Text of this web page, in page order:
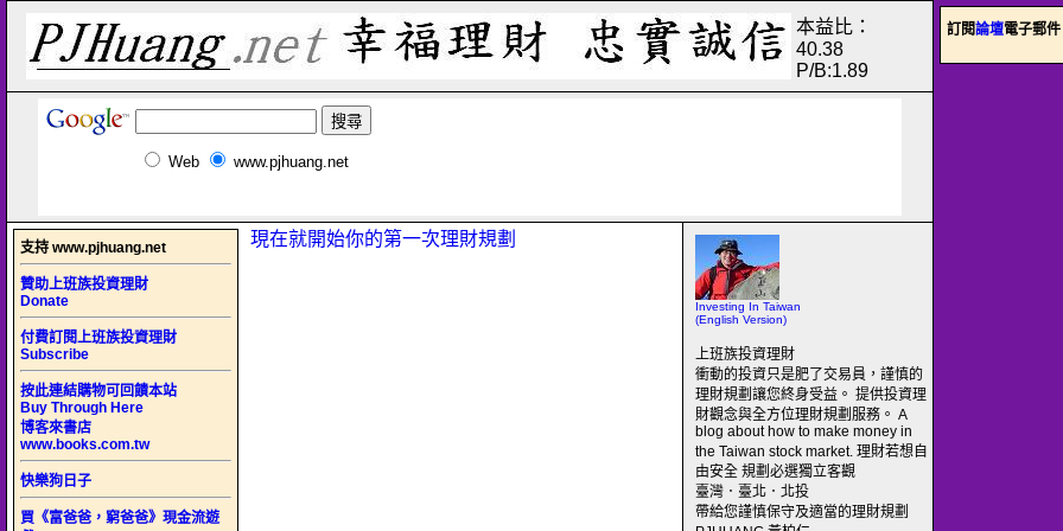
本益比：
40.38
P/B:1.89
Web www.pjhuang.net
Investing In Taiwan
(English Version)
上班族投資理財
衝動的投資只是肥了交易員，謹慎的
理財規劃讓您終身受益。 提供投資理
財觀念與全方位理財規劃服務。 A
blog about how to make money in
the Taiwan stock market. 理財若想自
由安全 規劃必選獨立客觀
臺灣．臺北．北投
帶給您謹慎保守及適當的理財規劃
支持 www.pjhuang.net
贊助上班族投資理財
Donate
付費訂閱上班族投資理財
Subscribe
按此連結購物可回饋本站
Buy Through Here
博客來書店
www.books.com.tw
快樂狗日子
買《富爸爸，窮爸爸》現金流遊
現在就開始你的第一次理財規劃
訂閱論壇電子郵